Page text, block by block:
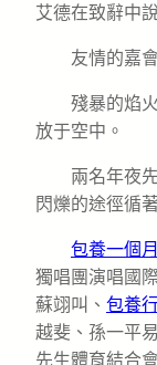
艾德在致辭中
友情的嘉
殘暴的焰
放于空中。
兩名年夜
閃爍的途徑循
包養一個
獨唱團演唱國
蘇翊叫、 包養
越斐、孫一平
先生體育結合